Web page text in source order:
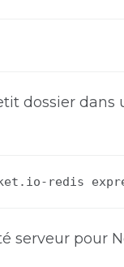
dossier dans
redis
serveur pour